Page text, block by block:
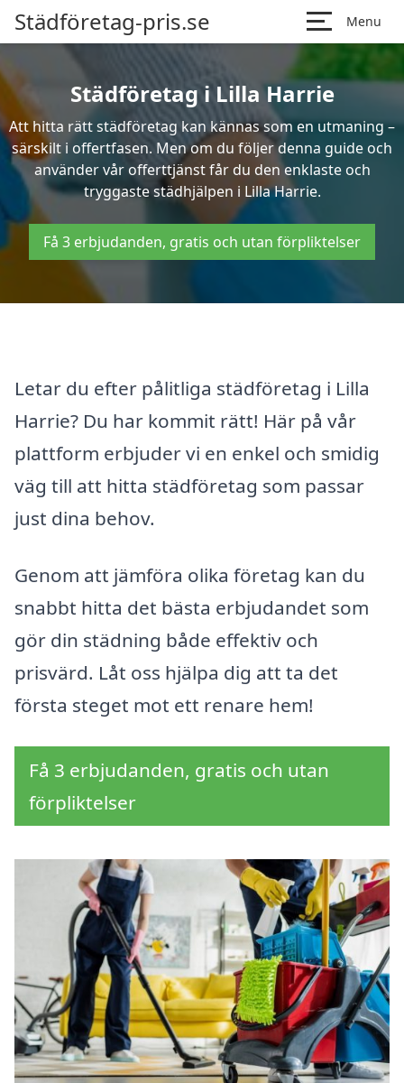
Städföretag-pris.se Menu
Städföretag i Lilla Harrie
Att hitta rätt städföretag kan kännas som en utmaning –
särskilt i offertfasen. Men om du följer denna guide och
använder vår offerttjänst får du den enklaste och
tryggaste städhjälpen i Lilla Harrie.
Få 3 erbjudanden, gratis och utan förpliktelser
Letar du efter pålitliga städföretag i Lilla
Harrie? Du har kommit rätt! Här på vår
plattform erbjuder vi en enkel och smidig
väg till att hitta städföretag som passar
just dina behov.
Genom att jämföra olika företag kan du
snabbt hitta det bästa erbjudandet som
gör din städning både effektiv och
prisvärd. Låt oss hjälpa dig att ta det
första steget mot ett renare hem!
Få 3 erbjudanden, gratis och utan
förpliktelser